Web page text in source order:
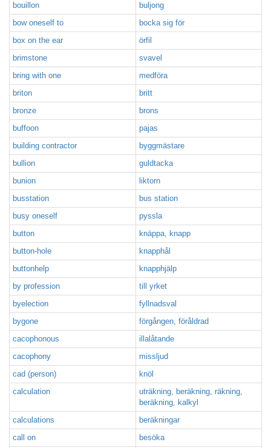
bouillon
buljong
bow oneself to
bocka sig för
box on the ear
örfil
brimstone
svavel
bring with one
medföra
briton
britt
bronze
brons
buffoon
pajas
building contractor
byggmästare
bullion
guldtacka
bunion
liktorn
busstation
bus station
busy oneself
pyssla
button
knäppa, knapp
button-hole
knapphål
buttonhelp
knapphjälp
by profession
till yrket
byelection
fyllnadsval
bygone
förgången, föråldrad
cacophonous
illalåtande
cacophony
missljud
cad (person)
knöl
calculation
uträkning, beräkning, räkning,
beräkning, kalkyl
calculations
beräkningar
call on
besöka